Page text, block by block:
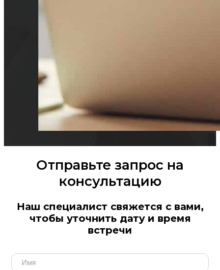
Отправьте запрос на
консультацию
Наш специалист свяжется с вами,
чтобы уточнить дату и время
встречи